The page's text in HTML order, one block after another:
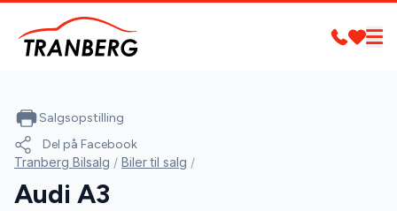
Salgsopstilling
Del på Facebook
Tranberg Bilsalg / Biler til salg /
Audi A3